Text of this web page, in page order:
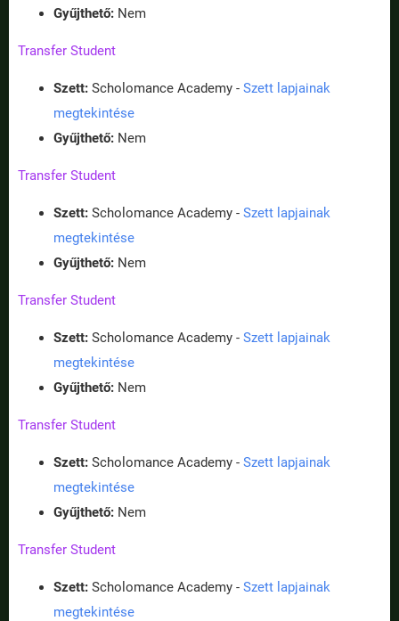
Gyűjthető: Nem
Transfer Student
Szett: Scholomance Academy - Szett lapjainak
megtekintése
Gyűjthető: Nem
Transfer Student
Szett: Scholomance Academy - Szett lapjainak
megtekintése
Gyűjthető: Nem
Transfer Student
Szett: Scholomance Academy - Szett lapjainak
megtekintése
Gyűjthető: Nem
Transfer Student
Szett: Scholomance Academy - Szett lapjainak
megtekintése
Gyűjthető: Nem
Transfer Student
Szett: Scholomance Academy - Szett lapjainak
megtekintése